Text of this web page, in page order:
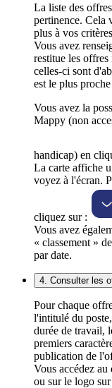
La liste des
pertinence. Cela
plus à vos critères
Vous avez
restitue les
celles-ci sont
est le plus
Vous avez la
Mappy (non
handicap) en
La carte affiche
voyez à l'écran.
cliquez sur :
Vous avez
« classement »
par date.
4. Consulter les
Pour chaque
l'intitulé du
durée de travail,
premiers
publication de
Vous accédez
ou sur le logo